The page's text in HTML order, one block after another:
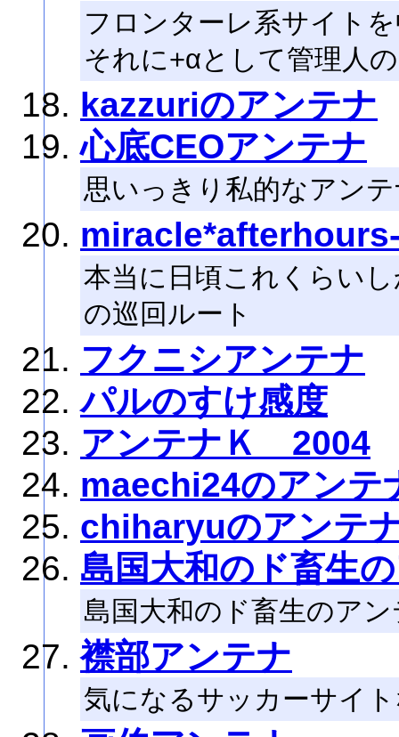
フロンターレ系サイト
それに+αとして管理人
kazzuriのアンテナ
心底CEOアンテナ
思いっきり私的なアン
本当に日頃これくらい
の巡回ルート
フクニシアンテナ
パルのすけ感度
アンテナＫ 2004
maechi24のアンテ
chiharyuのアンテ
島国大和のド畜生
島国大和のド畜生のア
襟部アンテナ
気になるサッカーサイ